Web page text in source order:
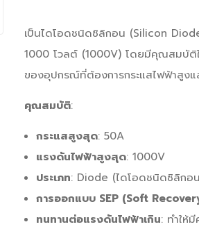
เป็นไดโอดชนิดซิลิกอน (Silicon
1000 โวลต์ (1000V) โดยมีคุณสมบัติใ
ของอุปกรณ์ที่ต้องการกระแสไฟฟ้าสูง
คุณสมบัติ:
กระแสสูงสุด: 50A
แรงดันไฟฟ้าสูงสุด: 1000V
ประเภท: Diode (ไดโอดชนิดซิลิกอ
การออกแบบ SEP (Soft
ทนทานต่อแรงดันไฟฟ้าเกิน: ทำให้